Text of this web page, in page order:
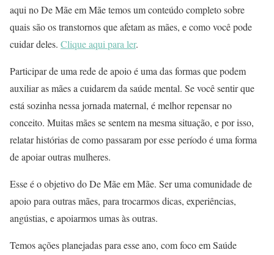
aqui no De Mãe em Mãe temos um conteúdo completo sobre
quais são os transtornos que afetam as mães, e como você pode
cuidar deles. Clique aqui para ler.
Participar de uma rede de apoio é uma das formas que podem
auxiliar as mães a cuidarem da saúde mental. Se você sentir que
está sozinha nessa jornada maternal, é melhor repensar no
conceito. Muitas mães se sentem na mesma situação, e por isso,
relatar histórias de como passaram por esse período é uma forma
de apoiar outras mulheres.
Esse é o objetivo do De Mãe em Mãe. Ser uma comunidade de
apoio para outras mães, para trocarmos dicas, experiências,
angústias, e apoiarmos umas às outras.
Temos ações planejadas para esse ano, com foco em Saúde